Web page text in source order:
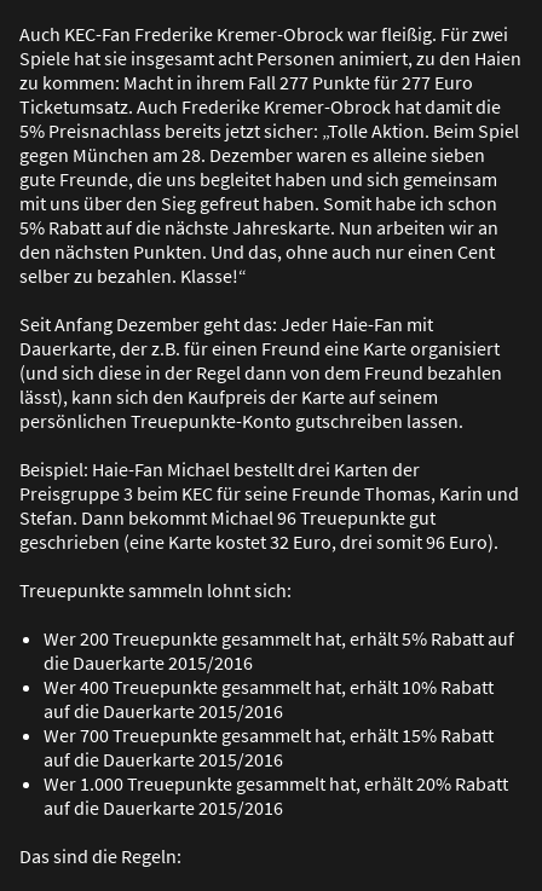
Auch KEC-Fan Frederike Kremer-Obrock war fleißig. Für zwei
Spiele hat sie insgesamt acht Personen animiert, zu den Haien
zu kommen: Macht in ihrem Fall 277 Punkte für 277 Euro
Ticketumsatz. Auch Frederike Kremer-Obrock hat damit die
5% Preisnachlass bereits jetzt sicher: „Tolle Aktion. Beim Spiel
gegen München am 28. Dezember waren es alleine sieben
gute Freunde, die uns begleitet haben und sich gemeinsam
mit uns über den Sieg gefreut haben. Somit habe ich schon
5% Rabatt auf die nächste Jahreskarte. Nun arbeiten wir an
den nächsten Punkten. Und das, ohne auch nur einen Cent
selber zu bezahlen. Klasse!“
Seit Anfang Dezember geht das: Jeder Haie-Fan mit
Dauerkarte, der z.B. für einen Freund eine Karte organisiert
(und sich diese in der Regel dann von dem Freund bezahlen
lässt), kann sich den Kaufpreis der Karte auf seinem
persönlichen Treuepunkte-Konto gutschreiben lassen.
Beispiel: Haie-Fan Michael bestellt drei Karten der
Preisgruppe 3 beim KEC für seine Freunde Thomas, Karin und
Stefan. Dann bekommt Michael 96 Treuepunkte gut
geschrieben (eine Karte kostet 32 Euro, drei somit 96 Euro).
Treuepunkte sammeln lohnt sich:
Wer 200 Treuepunkte gesammelt hat, erhält 5% Rabatt auf
die Dauerkarte 2015/2016
Wer 400 Treuepunkte gesammelt hat, erhält 10% Rabatt
auf die Dauerkarte 2015/2016
Wer 700 Treuepunkte gesammelt hat, erhält 15% Rabatt
auf die Dauerkarte 2015/2016
Wer 1.000 Treuepunkte gesammelt hat, erhält 20% Rabatt
auf die Dauerkarte 2015/2016
Das sind die Regeln: